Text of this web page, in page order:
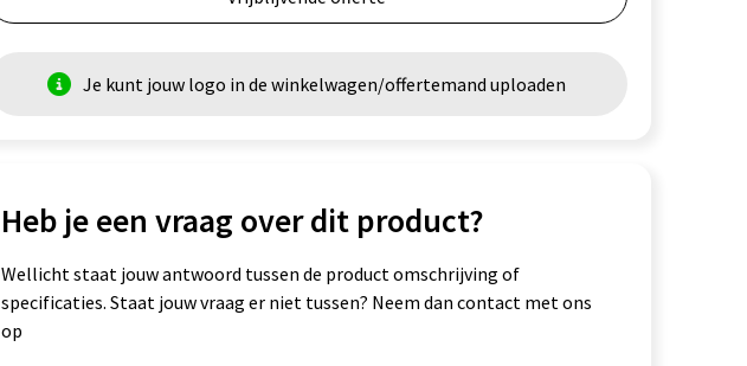
Je kunt jouw logo in de winkelwagen/offertemand uploaden
Heb je een vraag over dit product?
Wellicht staat jouw antwoord tussen de product omschrijving of
specificaties. Staat jouw vraag er niet tussen? Neem dan contact met ons
op